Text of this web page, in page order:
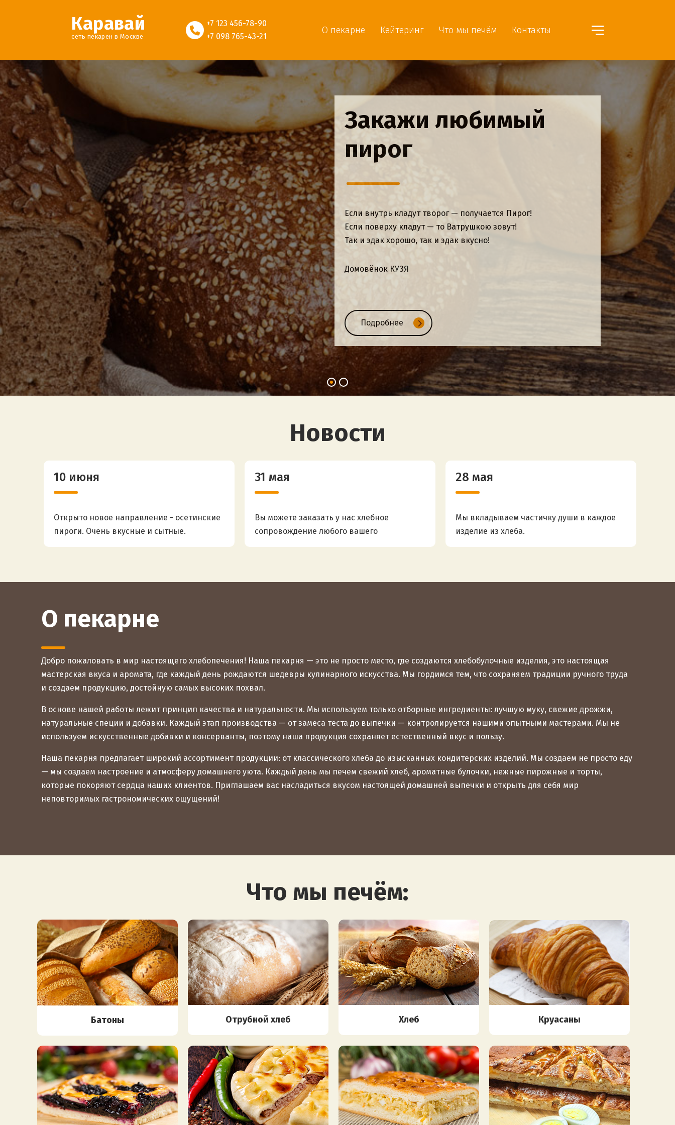
Каравай
сеть пекарен в Москве
+7 123 456-78-90
+7 098 765-43-21
О пекарне Кейтеринг Что мы печём Контакты
Хлебобулочные
изделия
Мы безгранично гордимся тем, что для нас печь ХЛЕБ — это
не просто работа, это образ жизни.
Новости
10 июня
Открыто новое направление - осетинские
пироги. Очень вкусные и сытные.
Попробуйте уже сейчас.
31 мая
Вы можете заказать у нас хлебное
сопровождение любого вашего
мероприятия
28 мая
Мы вкладываем частичку души в каждое
изделие из хлеба.
О пекарне
Добро пожаловать в мир настоящего хлебопечения! Наша пекарня — это не просто место, где создаются хлебобулочные изделия, это настоящая
мастерская вкуса и аромата, где каждый день рождаются шедевры кулинарного искусства. Мы гордимся тем, что сохраняем традиции ручного труда
и создаем продукцию, достойную самых высоких похвал.
В основе нашей работы лежит принцип качества и натуральности. Мы используем только отборные ингредиенты: лучшую муку, свежие дрожжи,
натуральные специи и добавки. Каждый этап производства — от замеса теста до выпечки — контролируется нашими опытными мастерами. Мы не
используем искусственные добавки и консерванты, поэтому наша продукция сохраняет естественный вкус и пользу.
Наша пекарня предлагает широкий ассортимент продукции: от классического хлеба до изысканных кондитерских изделий. Мы создаем не просто еду
— мы создаем настроение и атмосферу домашнего уюта. Каждый день мы печем свежий хлеб, ароматные булочки, нежные пирожные и торты,
которые покоряют сердца наших клиентов. Приглашаем вас насладиться вкусом настоящей домашней выпечки и открыть для себя мир
неповторимых гастрономических ощущений!
Что мы печём:
Батоны Отрубной хлеб Хлеб Круасаны